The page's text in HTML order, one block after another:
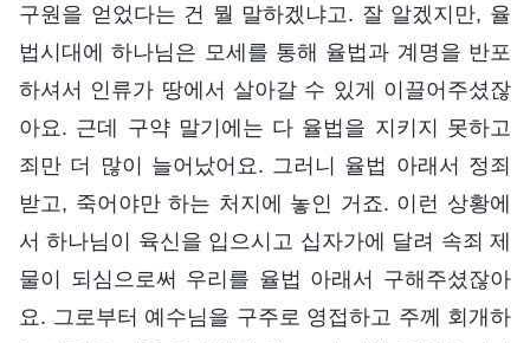
구원을 얻었다는 건 뭘 말하겠냐고. 잘 알겠지만, 율
법시대에 하나님은 모세를 통해 율법과 계명을 반포
하셔서 인류가 땅에서 살아갈 수 있게 이끌어주셨잖
아요. 근데 구약 말기에는 다 율법을 지키지 못하고
죄만 더 많이 늘어났어요. 그러니 율법 아래서 정죄
받고, 죽어야만 하는 처지에 놓인 거죠. 이런 상황에
서 하나님이 육신을 입으시고 십자가에 달려 속죄 제
물이 되심으로써 우리를 율법 아래서 구해주셨잖아
요. 그로부터 예수님을 구주로 영접하고 주께 회개하